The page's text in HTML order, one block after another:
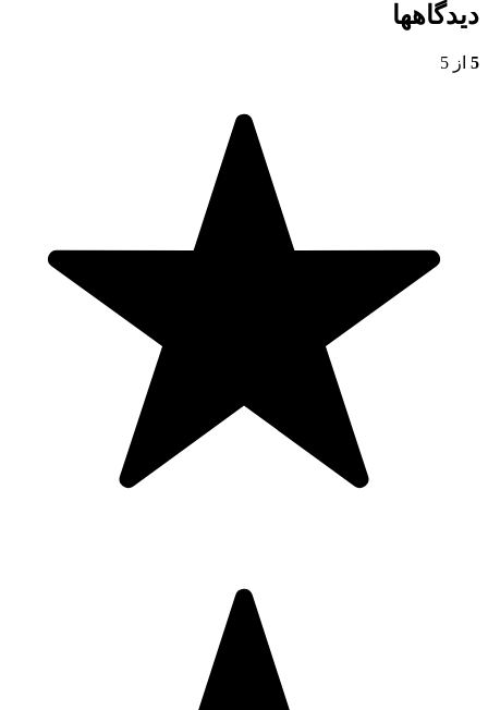
دیدگاهها
5 از 5